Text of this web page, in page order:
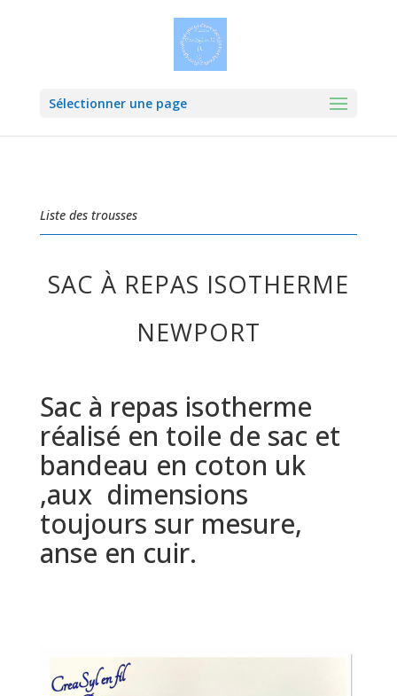
Sélectionner une page
Liste des trousses
SAC À REPAS ISOTHERME
NEWPORT
Sac à repas isotherme
réalisé en toile de sac et
bandeau en coton uk
,aux dimensions
toujours sur mesure,
anse en cuir.